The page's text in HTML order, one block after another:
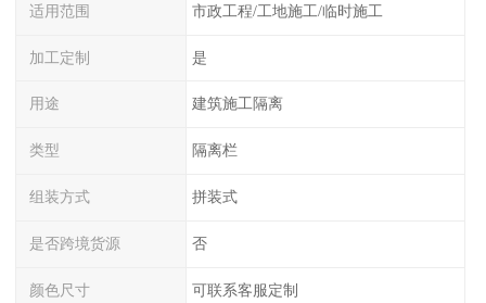
适用范围 市政工程/工地施工/临时施工
加工定制 是
用途 建筑施工隔离
类型 隔离栏
组装方式 拼装式
是否跨境货源 否
颜色尺寸 可联系客服定制